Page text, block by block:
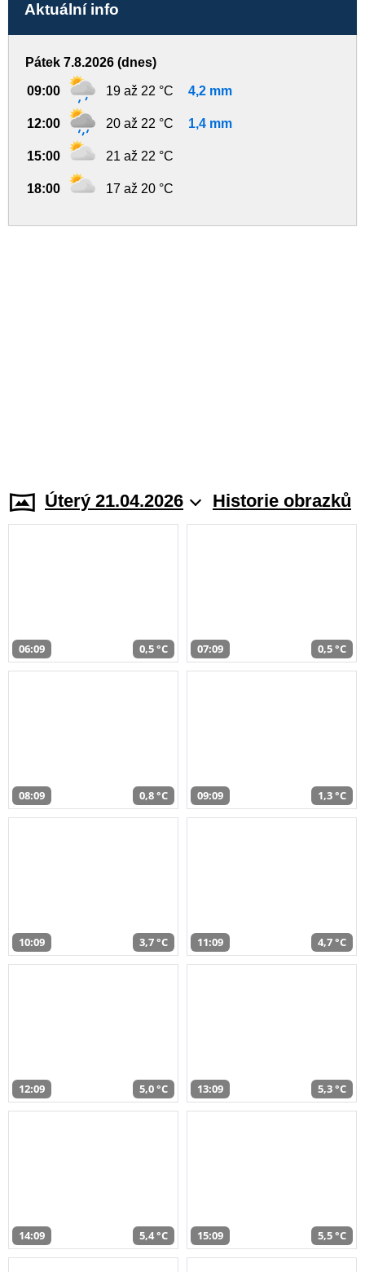
Aktuální info
Pátek 7.8.2026 (dnes)
09:00 19 až 22 °C 4,2 mm
12:00 20 až 22 °C 1,4 mm
15:00 21 až 22 °C
18:00 17 až 20 °C
Úterý 21.04.2026 Historie obrazků
06:09 0,5 °C 07:09 0,5 °C
08:09 0,8 °C 09:09 1,3 °C
10:09 3,7 °C 11:09 4,7 °C
12:09 5,0 °C 13:09 5,3 °C
14:09 5,4 °C 15:09 5,5 °C